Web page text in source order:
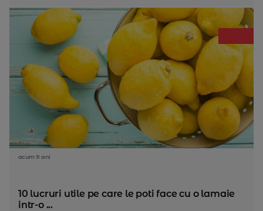
acum 11 ani
10 lucruri utile pe care le poti face cu o lamaie
intr-o ...